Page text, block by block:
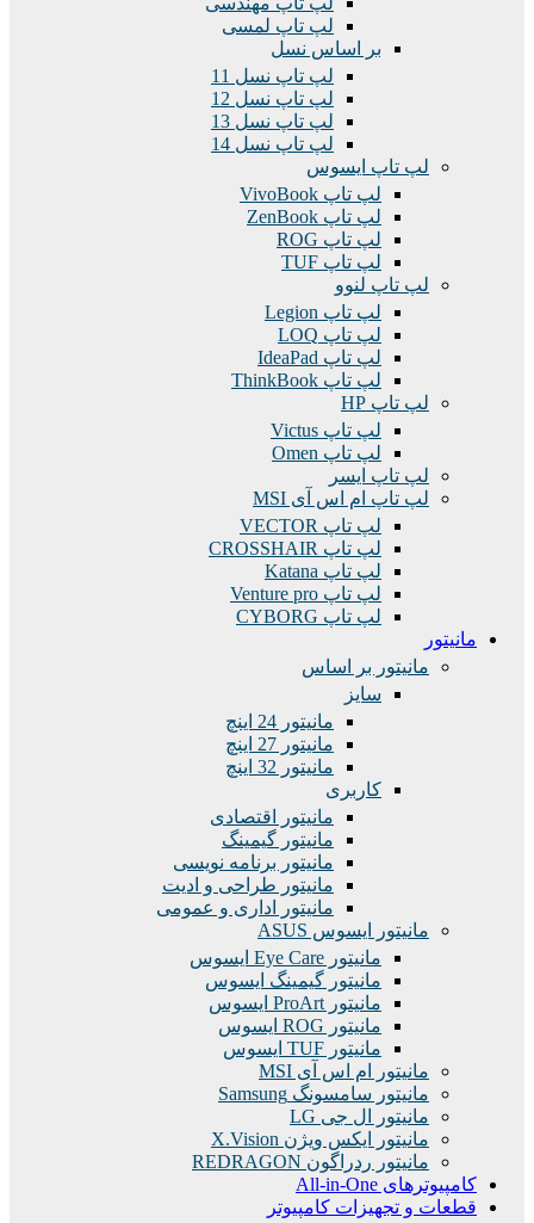
لپ تاپ لمسی
بر اساس نسل
لپ تاپ نسل 11
لپ تاپ نسل 12
لپ تاپ نسل 13
لپ تاپ نسل 14
لپ تاپ ایسوس
لپ تاپ VivoBook
لپ تاپ ZenBook
لپ تاپ ROG
لپ تاپ TUF
لپ تاپ لنوو
لپ تاپ Legion
لپ تاپ LOQ
لپ تاپ IdeaPad
لپ تاپ ThinkBook
لپ تاپ HP
لپ تاپ Victus
لپ تاپ Omen
لپ تاپ ایسر
لپ تاپ ام اس آی MSI
لپ تاپ VECTOR
لپ تاپ CROSSHAIR
لپ تاپ Katana
لپ تاپ Venture pro
لپ تاپ CYBORG
مانیتور
مانیتور بر اساس
سایز
مانیتور 24 اینچ
مانیتور 27 اینچ
مانیتور 32 اینچ
کاربری
مانیتور اقتصادی
مانیتور گیمینگ
مانیتور برنامه نویسی
مانیتور طراحی و ادیت
مانیتور اداری و عمومی
مانیتور ایسوس ASUS
مانیتور Eye Care ایسوس
مانیتور گیمینگ ایسوس
مانیتور ProArt ایسوس
مانیتور ROG ایسوس
مانیتور TUF ایسوس
مانیتور ام اس آی MSI
مانیتور سامسونگ Samsung
مانیتور ال جی LG
مانیتور ایکس ویژن X.Vision
مانیتور ردراگون REDRAGON
کامپیوترهای All-in-One
قطعات و تجهیزات کامپیوتر